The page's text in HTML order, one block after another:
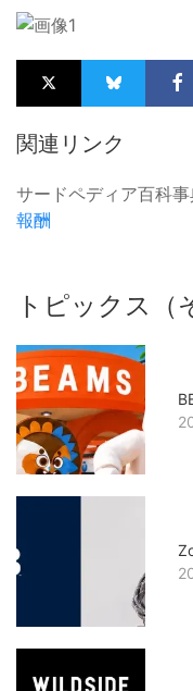
関連リンク
サードペディア百科事
報酬
トピックス（